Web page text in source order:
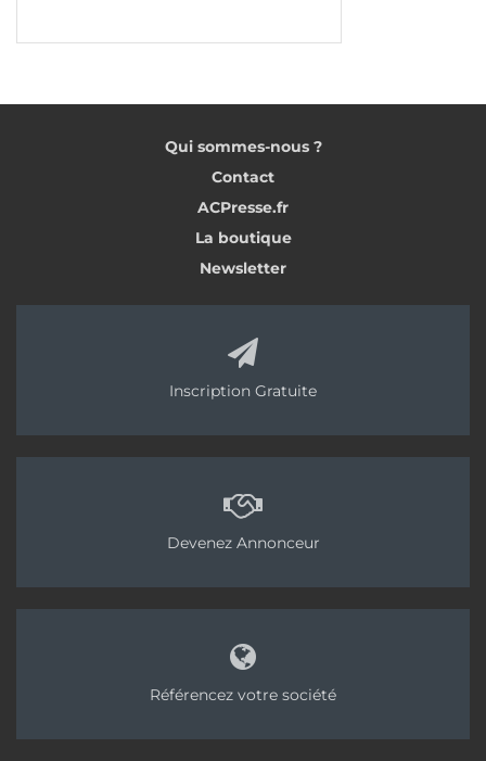
Qui sommes-nous ?
Contact
ACPresse.fr
La boutique
Newsletter
Inscription Gratuite
Devenez Annonceur
Référencez votre société